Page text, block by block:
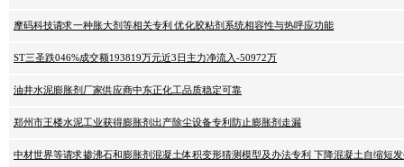
摩码科技请求一种胀大剂等相关专利 优化胶粘剂系统相容性与热呼应功能
ST三圣跌046%成交额193819万元近3日主力净流入-50972万
油井水泥膨胀剂厂家供应商中东正化工品质稳定可靠
郑州市王楼水泥工业获得膨胀剂出产除尘设备专利防止膨胀剂走漏
中材世界等请求掺沸石和膨胀剂混凝土体积变形猜测模型及办法专利 下降混凝土自缩短